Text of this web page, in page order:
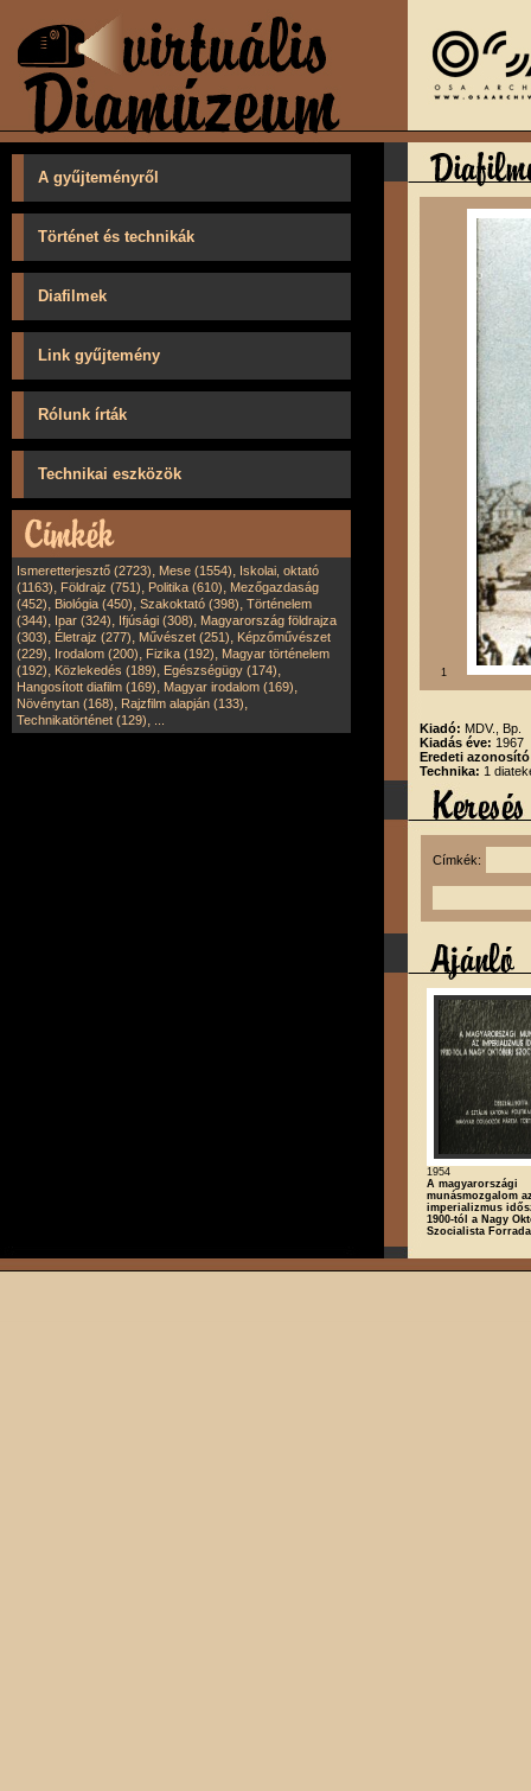
A gyűjteményről
Történet és technikák
Diafilmek
Link gyűjtemény
Rólunk írták
Technikai eszközök
Ismeretterjesztő (2723), Mese (1554), Iskolai, oktató
(1163), Földrajz (751), Politika (610), Mezőgazdaság
(452), Biológia (450), Szakoktató (398), Történelem
(344), Ipar (324), Ifjúsági (308), Magyarország földrajza
(303), Életrajz (277), Művészet (251), Képzőművészet
(229), Irodalom (200), Fizika (192), Magyar történelem
(192), Közlekedés (189), Egészségügy (174),
Hangosított diafilm (169), Magyar irodalom (169),
Növénytan (168), Rajzfilm alapján (133),
Technikatörténet (129),
1
Kiadó: MDV., Bp.
Kiadás éve: 1967
Eredeti
Technika: 1
Címkék:
1954
A magyarországi
munásmozgalom
imperializmus
1900-tól a Nagy
Szocialista